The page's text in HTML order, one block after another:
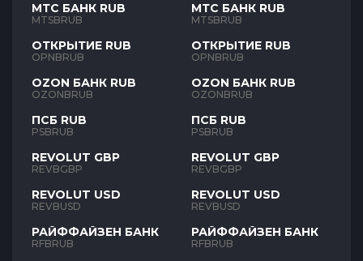
МТС БАНК RUB
MTSBRUB
ОТКРЫТИЕ RUB
OPNBRUB
OZON БАНК RUB
OZONBRUB
ПСБ RUB
PSBRUB
REVOLUT GBP
REVBGBP
REVOLUT USD
REVBUSD
РАЙФФАЙЗЕН БАНК
RFBRUB
МТС БАНК RUB
MTSBRUB
ОТКРЫТИЕ RUB
OPNBRUB
OZON БАНК RUB
OZONBRUB
ПСБ RUB
PSBRUB
REVOLUT GBP
REVBGBP
REVOLUT USD
REVBUSD
РАЙФФАЙЗЕН БАНК
RFBRUB